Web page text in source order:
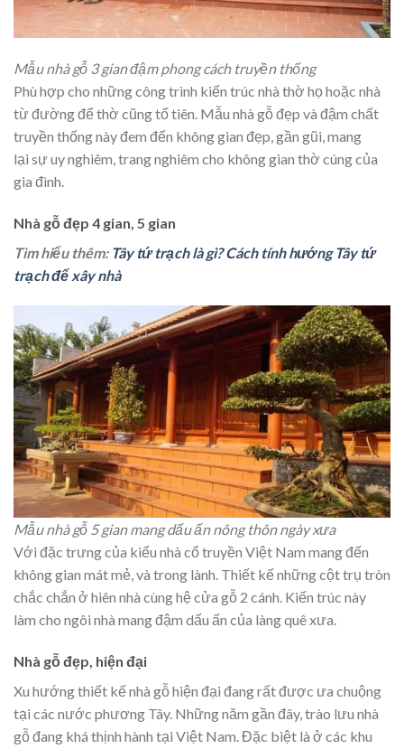
Mẫu nhà gỗ 3 gian đậm phong cách truyền thống
Phù hợp cho những công trình kiến trúc nhà thờ họ hoặc nhà
từ đường để thờ cũng tổ tiên. Mẫu nhà gỗ đẹp và đậm chất
truyền thống này đem đến không gian đẹp, gần gũi, mang
lại sự uy nghiêm, trang nghiêm cho không gian thờ cúng của
gia đình.
Nhà gỗ đẹp 4 gian, 5 gian
Tìm hiểu thêm: Tây tứ trạch là gì? Cách tính hướng Tây tứ
trạch để xây nhà
Mẫu nhà gỗ 5 gian mang dấu ấn nông thôn ngày xưa
Với đặc trưng của kiểu nhà cổ truyền Việt Nam mang đến
không gian mát mẻ, và trong lành. Thiết kế những cột trụ tròn
chắc chắn ở hiên nhà cùng hệ cửa gỗ 2 cánh. Kiến trúc này
làm cho ngôi nhà mang đậm dấu ấn của làng quê xưa.
Nhà gỗ đẹp, hiện đại
Xu hướng thiết kế nhà gỗ hiện đại đang rất được ưa chuộng
tại các nước phương Tây. Những năm gần đây, trào lưu nhà
gỗ đang khá thịnh hành tại Việt Nam. Đặc biệt là ở các khu